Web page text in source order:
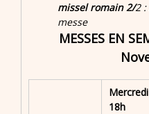
missel romain 2/2
messe
MESSES EN
Mercredi
18h